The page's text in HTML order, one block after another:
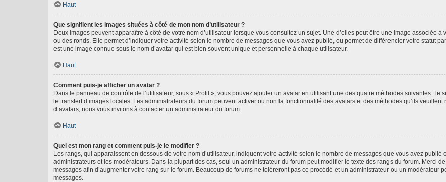
Haut
Que signifient les images situées à côté de mon nom d’utilisateur ?
Deux images peuvent apparaître à côté de votre nom d’utilisateur lorsque vous consultez un sujet. Une d’elles peut être une image associée
ou des ronds. Elle permet d’indiquer votre activité selon le nombre de messages que vous avez publié, ou permet de différencier votre statut
est une image connue sous le nom d’avatar qui est bien souvent unique et personnelle à chaque utilisateur.
Haut
Comment puis-je afficher un avatar ?
Dans le panneau de contrôle de l’utilisateur, sous « Profil », vous pouvez ajouter un avatar en utilisant une des quatre méthodes suivantes : le
le transfert d’images locales. Les administrateurs du forum peuvent activer ou non la fonctionnalité des avatars et des méthodes qu’ils
d’avatars, nous vous invitons à contacter un administrateur du forum.
Haut
Quel est mon rang et comment puis-je le modifier ?
Les rangs, qui apparaissent en dessous de votre nom d’utilisateur, indiquent votre activité selon le nombre de messages que vous avez
administrateurs et les modérateurs. Dans la plupart des cas, seul un administrateur du forum peut modifier le texte des rangs du forum. Merci
messages afin d’augmenter votre rang sur le forum. Beaucoup de forums ne toléreront pas ce procédé et un administrateur ou un modérateur
messages.